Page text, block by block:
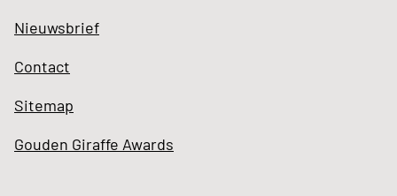
Nieuwsbrief
Contact
Sitemap
Gouden Giraffe Awards